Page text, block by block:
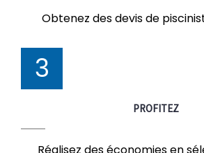
Obtenez des devis de
3
PROFITEZ